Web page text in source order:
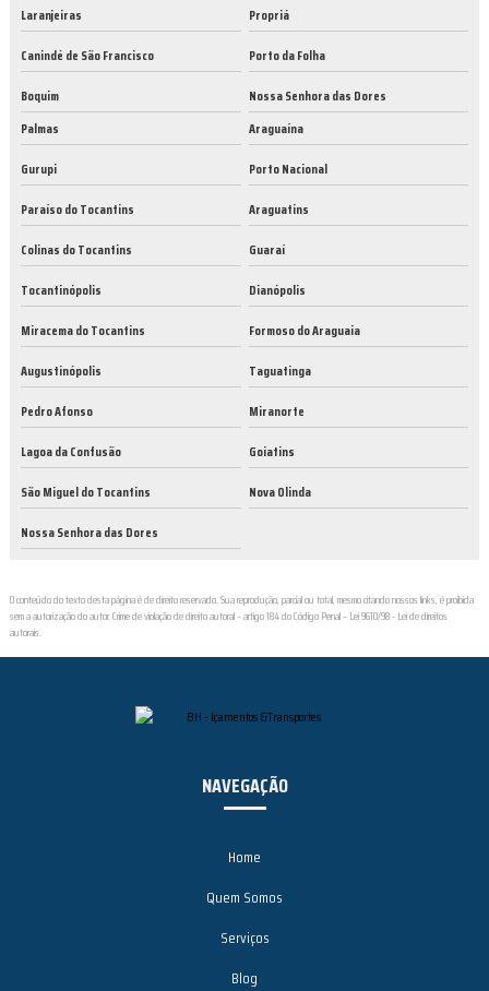
Laranjeiras
Propriá
Canindé de São Francisco
Porto da Folha
Boquim
Nossa Senhora das Dores
Palmas
Araguaína
Gurupi
Porto Nacional
Paraíso do Tocantins
Araguatins
Colinas do Tocantins
Guaraí
Tocantinópolis
Dianópolis
Miracema do Tocantins
Formoso do Araguaia
Augustinópolis
Taguatinga
Pedro Afonso
Miranorte
Lagoa da Confusão
Goiatins
São Miguel do Tocantins
Nova Olinda
Nossa Senhora das Dores
O conteúdo do texto desta página é de direito reservado. Sua reprodução, parcial ou total, mesmo citando nossos links, é proibida
sem a autorização do autor. Crime de violação de direito autoral – artigo 184 do Código Penal – Lei 9610/98 - Lei de direitos
autorais.
NAVEGAÇÃO
Home
Quem Somos
Serviços
Blog